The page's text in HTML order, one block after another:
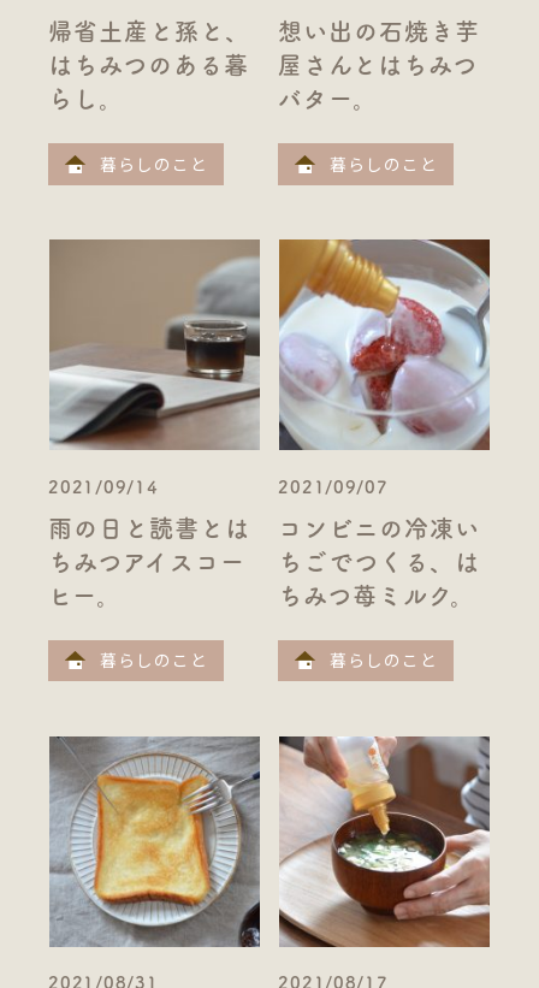
帰省土産と孫と、
はちみつのある暮
らし。
暮らしのこと
想い出の石焼き芋
屋さんとはちみつ
バター。
暮らしのこと
2021/09/14
雨の日と読書とは
ちみつアイスコー
ヒー。
暮らしのこと
2021/09/07
コンビニの冷凍い
ちごでつくる、は
ちみつ苺ミルク。
暮らしのこと
2021/08/31 2021/08/17